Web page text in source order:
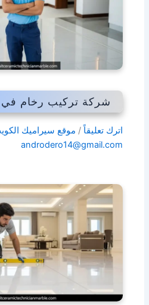
شركة تركيب رخام في
اترك تعليقاً / موقع سيراميك
androdero14@gmail.com